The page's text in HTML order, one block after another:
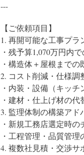
---
【ご依頼項目】
1. 再開可能な工事プラ
・残予算1,070万円内
・構造体＋屋根まで
2. コスト削減・仕様調
・内装・設備（キッ
・建材・仕上げ材の
3. 監理体制の構築アド
・新規工務店選定時の
・工程管理・品質管
4. 複数社見積・交渉サ